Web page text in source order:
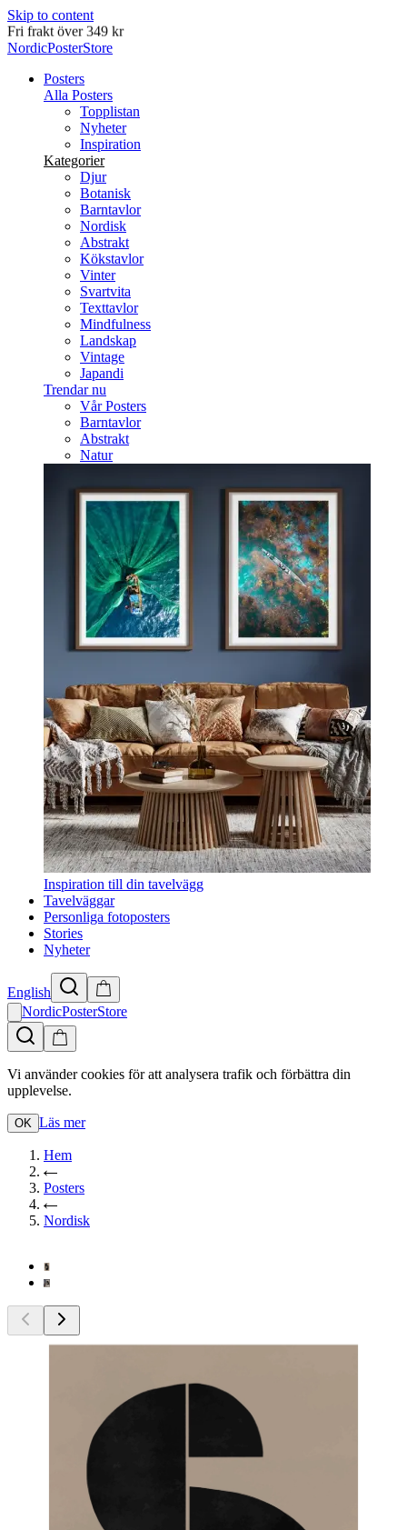
Skip to content
Leverans inom 2-5 arbetsdagar
NordicPosterStore
Posters
Alla Posters
Topplistan
Nyheter
Inspiration
Kategorier
Djur
Botanisk
Barntavlor
Nordisk
Abstrakt
Kökstavlor
Vinter
Svartvita
Texttavlor
Mindfulness
Landskap
Vintage
Japandi
Trendar nu
Vår Posters
Barntavlor
Abstrakt
Natur
Inspiration till din tavelvägg
Tavelväggar
Personliga fotoposters
Stories
Nyheter
English
NordicPosterStore
Vi använder cookies för att analysera trafik och förbättra din
upplevelse.
OK Läs mer
Hem
Posters
Nordisk